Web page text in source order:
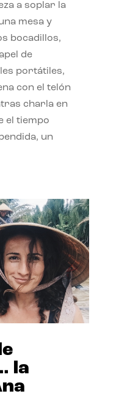
a soplar la
mesa y
bocadillos,
de
portátiles,
con el telón
charla en
el tiempo
un
la